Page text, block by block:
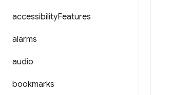
accessibilityFeatures
alarms
audio
bookmarks